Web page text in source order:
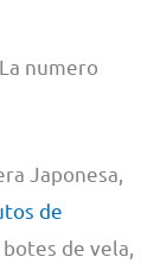
numero
Japonesa,
de
de vela,